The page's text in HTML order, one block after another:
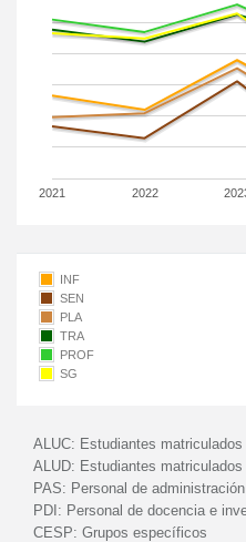
2021 2022
INF
SEN
PLA
TRA
PROF
SG
ALUC: Estudiantes
ALUD: Estudiantes
PAS: Personal de
PDI: Personal de docencia e
CESP: Grupos específicos